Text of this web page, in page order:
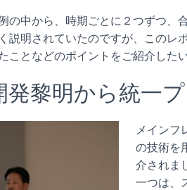
の中から、時期ごとに２つずつ、
説明されていたのですが、このレ
ことなどのポイントをご紹介した
発黎明から統一
メインフ
の技術を
介されま
一つは、